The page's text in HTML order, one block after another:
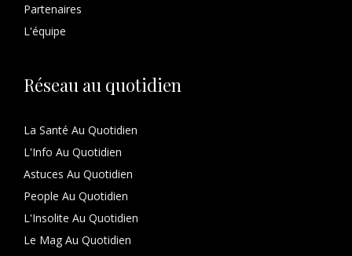
Partenaires
L'équipe
Réseau au quotidien
La Santé Au Quotidien
L'Info Au Quotidien
Astuces Au Quotidien
People Au Quotidien
L'Insolite Au Quotidien
Le Mag Au Quotidien